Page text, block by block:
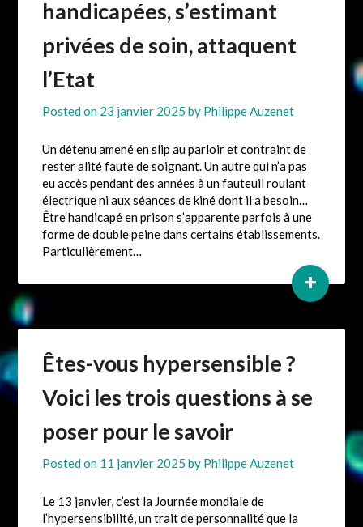
handicapées, s’estimant
privées de soin, attaquent
l’Etat
Posted on 23 janvier 2025 by Philippe Auzenet
Un détenu amené en slip au parloir et contraint de
rester alité faute de soignant. Un autre qui n’a pas
eu accès pendant des années à un fauteuil roulant
électrique ni aux séances de kiné dont il a besoin…
Être handicapé en prison s’apparente parfois à une
forme de double peine dans certains établissements.
Particulièrement…
+
Êtes-vous hypersensible ?
Voici les trois questions à se
poser pour le savoir
Posted on 11 janvier 2025 by Philippe Auzenet
Le 13 janvier, c’est la Journée mondiale de
l’hypersensibilité, un trait de personnalité que la